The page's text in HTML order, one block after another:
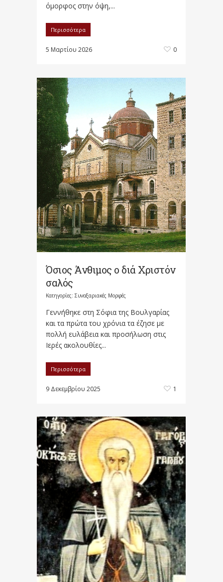
όμορφος στην όψη,...
Περισσότερα
5 Μαρτίου 2026 0
Όσιος Άνθιμος ο διά Χριστόν
σαλός
Κατηγορίες: Συναξαριακές Μορφές
Γεννήθηκε στη Σόφια της Βουλγαρίας
και τα πρώτα του χρόνια τα έζησε με
πολλή ευλάβεια και προσήλωση στις
Ιερές ακολουθίες...
Περισσότερα
9 Δεκεμβρίου 2025 1